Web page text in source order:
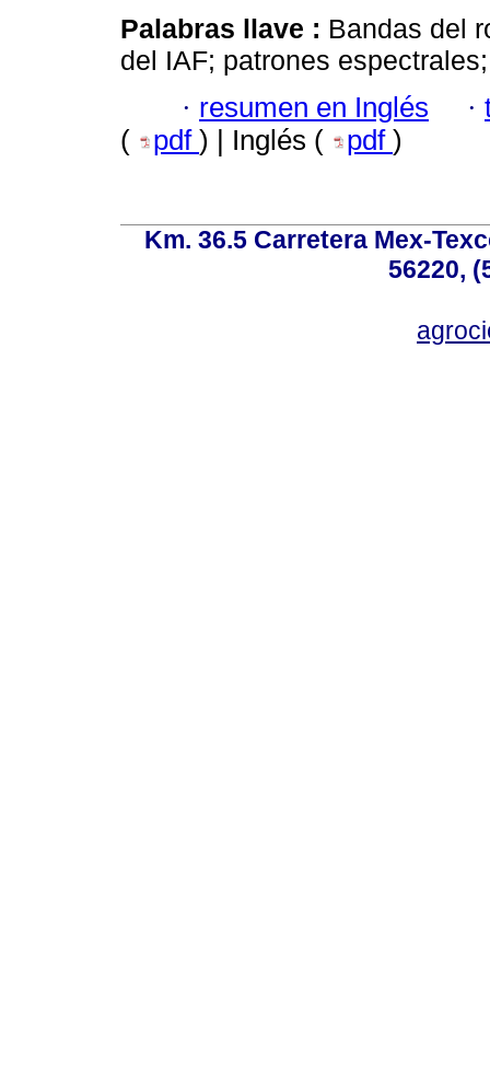
Palabras llave : Bandas del
del IAF; patrones
· resumen en Inglés ·
(
pdf ) | Inglés ( pdf )
Km. 36.5 Carretera Mex-
56220,